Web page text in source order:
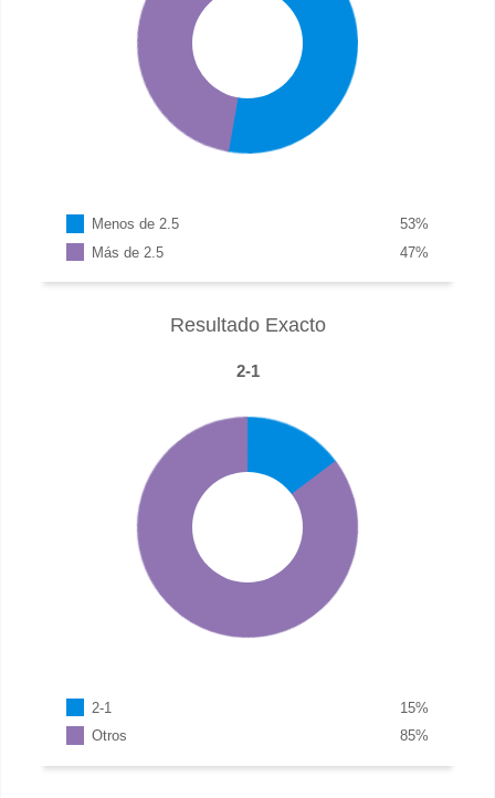
Menos de 2.5 %
53
Más de 2.5
%
47
Resultado Exacto
2-1
2-1 %
15
Otros
%
85